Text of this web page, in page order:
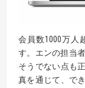
会員数1000万人
す。エンの担当
そうでない点も
真を通じて、で